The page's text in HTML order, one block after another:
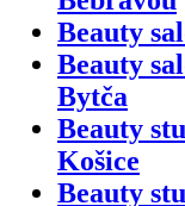
Beauty
Beauty
Bytča
Beauty
Košice
Beauty